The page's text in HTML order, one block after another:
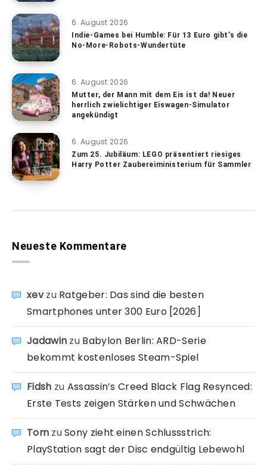
6. August 2026
Indie-Games bei Humble: Für 13 Euro gibt’s die
No-More-Robots-Wundertüte
6. August 2026
Mutter, der Mann mit dem Eis ist da! Neuer
herrlich zwielichtiger Eiswagen-Simulator
angekündigt
6. August 2026
Zum 25. Jubiläum: LEGO präsentiert riesiges
Harry Potter Zaubereiministerium für Sammler
Neueste Kommentare
xevzu Ratgeber: Das sind die besten
Smartphones unter 300 Euro [2026]
Jadawin zu Babylon Berlin: ARD-Serie
bekommt kostenloses Steam-Spiel
Fidsh zu Assassin’s Creed Black Flag Resynced:
Erste Tests zeigen Stärken und Schwächen
TomzuSony zieht einen Schlussstrich:
PlayStation sagt der Disc endgültig Lebewohl